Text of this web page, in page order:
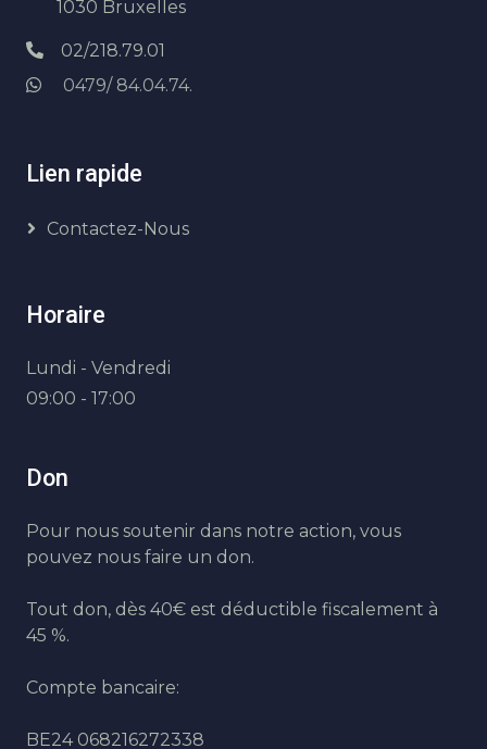
1030 Bruxelles
02/218.79.01
0479/ 84.04.74.
Lien rapide
Contactez-Nous
Horaire
Lundi - Vendredi
09:00 - 17:00
Don
Pour nous soutenir dans notre action, vous
pouvez nous faire un don.
Tout don, dès 40€ est déductible fiscalement à
45 %.
Compte bancaire:
BE24 068216272338